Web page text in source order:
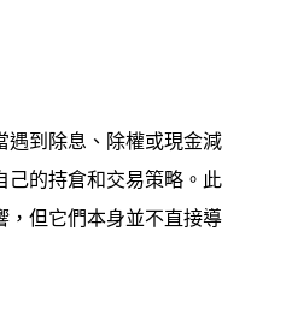
遇到除息、除權或現金減
己的持倉和交易策略。此
，但它們本身並不直接導